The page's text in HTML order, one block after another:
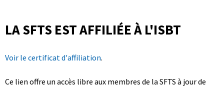
LA SFTS EST AFFILIÉE À L'ISBT
Voir le certificat d'affiliation.
Ce lien offre un accès libre aux membres de la SFTS à jour de